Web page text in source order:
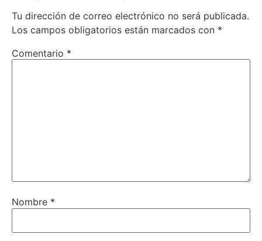
Tu dirección de correo electrónico no será publicada.
Los campos obligatorios están marcados con *
Comentario *
Nombre *